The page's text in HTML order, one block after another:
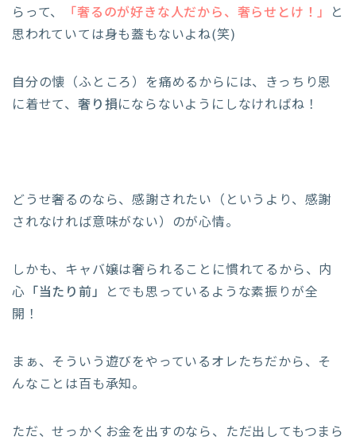
らって、
「奢るのが好きな人だから、奢らせとけ！」
と
思われていては身も蓋もないよね(笑)
自分の懐（ふところ）を痛めるからには、きっちり恩
に着せて、 奢り損にならないようにしなければね！
どうせ奢るのなら、感謝されたい（というより、感謝
されなければ意味がない）のが心情。
しかも、キャバ嬢は奢られることに慣れてるから、内
心 「当たり前」
とでも思っているような素振りが全
開！
まぁ、そういう遊びをやっているオレたちだから、そ
んなことは百も承知。
ただ、せっかくお金を出すのなら、ただ出してもつまら